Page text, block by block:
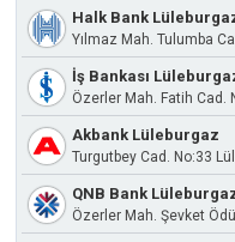
Halk Bank
İş Bankası
Özerler Mah. Fatih Cad.
Akbank Lüleburgaz
Turgutbey Cad. No:33
QNB Bank
Özerler Mah. Şevket